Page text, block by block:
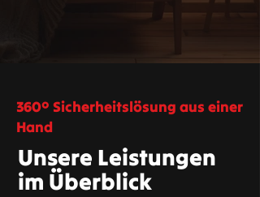
360° Sicherheitslösung aus einer
Hand
Unsere Leistungen
im Überblick